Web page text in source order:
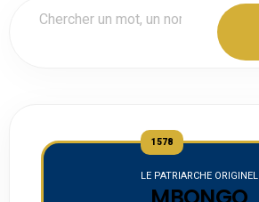
1578
LE PATRIARCHE ORIGINEL